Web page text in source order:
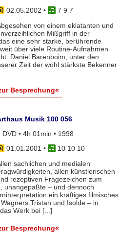
02.05.2002 •
7 9 7
von einem eklatanten und
Mißgriff in der
eine sehr starke, berührende
über viele Routine-Aufnahmen
Daniel Barenboim, unter den
Zeit der wohl stärkste Bekenner
Besprechung«
Musik 100 056
DVD • 4h 01min • 1998
01.01.2001 •
10 10 10
sachlichen und medialen
allen künstlerischen
rezeptiven Fragezeichen zum
unangepaßte – und dennoch
ein kräftiges filmisches
Tristan und Isolde – in
Werk bei [...]
Besprechung«